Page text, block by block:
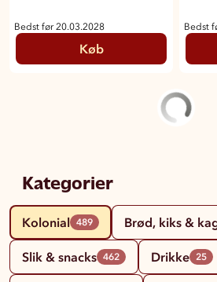
Bedst før 20.03.2028
Køb
Bedst
Kategorier
Kolonial 489 Brød, kiks &
Slik & snacks 462 Drikke 25